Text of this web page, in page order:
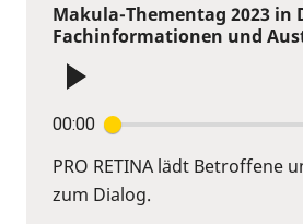
Makula-Thementag 2023 in
Fachinformationen und
00:00
PRO RETINA lädt Betroffene
zum Dialog.